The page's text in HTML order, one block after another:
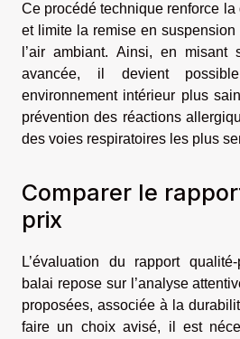
Ce procédé technique renforce
et limite la remise en
l’air ambiant. Ainsi, en misant
avancée, il devient
environnement intérieur plus
prévention des réactions
des voies respiratoires les plus
Comparer le
prix
L’évaluation du rapport
balai repose sur l’analyse
proposées, associée à la
faire un choix avisé, il est